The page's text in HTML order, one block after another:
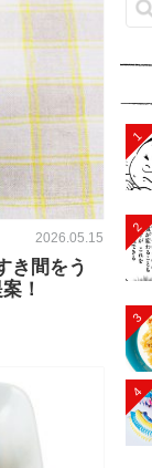
2026.05.15
き間をう
！
1
2
3
4